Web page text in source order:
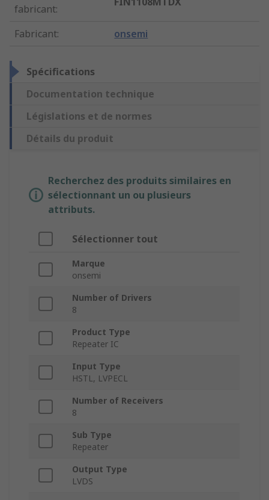
fabricant:
Fabricant: onsemi
Spécifications
Documentation technique
Législations et de normes
Détails du produit
Recherchez des produits similaires en
sélectionnant un ou plusieurs
attributs.
Sélectionner tout
Marque
onsemi
Number of Drivers
8
Product Type
Repeater IC
Input Type
HSTL, LVPECL
Number of Receivers
8
Sub Type
Repeater
Output Type
LVDS